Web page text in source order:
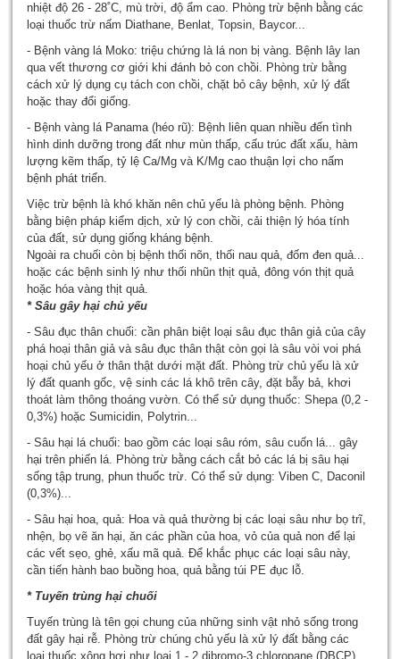
nhiệt độ 26 - 28˚C, mù trời, độ ẩm cao. Phòng trừ bệnh bằng các
loại thuốc trừ nấm Diathane, Benlat, Topsin, Baycor...
- Bệnh vàng lá Moko: triệu chứng là lá non bị vàng. Bệnh lây lan
qua vết thương cơ giới khi đánh bỏ con chồi. Phòng trừ bằng
cách xử lý dụng cụ tách con chồi, chặt bỏ cây bệnh, xử lý đất
hoặc thay đổi giống.
- Bệnh vàng lá Panama (héo rũ): Bệnh liên quan nhiều đến tình
hình dinh dưỡng trong đất như mùn thấp, cấu trúc đất xấu, hàm
lượng kẽm thấp, tỷ lệ Ca/Mg và K/Mg cao thuận lợi cho nấm
bệnh phát triển.
Việc trừ bệnh là khó khăn nên chủ yếu là phòng bệnh. Phòng
bằng biện pháp kiểm dịch, xử lý con chồi, cải thiện lý hóa tính
của đất, sử dụng giống kháng bệnh.
Ngoài ra chuối còn bị bệnh thối nõn, thối nau quả, đốm đen quả...
hoặc các bệnh sinh lý như thối nhũn thịt quả, đông vón thịt quả
hoặc hóa vàng thịt quả.
* Sâu gây hại chủ yếu
- Sâu đục thân chuối: cần phân biệt loại sâu đục thân giả của cây
phá hoại thân giả và sâu đục thân thật còn gọi là sâu vòi voi phá
hoại chủ yếu ở thân thật dưới mặt đất. Phòng trừ chủ yếu là xử
lý đất quanh gốc, vệ sinh các lá khô trên cây, đặt bẫy bả, khơi
thoát làm thông thoáng vườn. Có thể sử dụng thuốc: Shepa (0,2 -
0,3%) hoặc Sumicidin, Polytrin...
- Sâu hại lá chuối: bao gồm các loại sâu róm, sâu cuốn lá... gây
hại trên phiến lá. Phòng trừ bằng cách cắt bỏ các lá bị sâu hại
sống tập trung, phun thuốc trừ. Có thể sử dụng: Viben C, Daconil
(0,3%)...
- Sâu hại hoa, quả: Hoa và quả thường bị các loại sâu như bọ trĩ,
nhện, bọ vẽ ăn hại, ăn các phần của hoa, vỏ của quả non để lại
các vết sẹo, ghẻ, xấu mã quả. Để khắc phục các loại sâu này,
cần tiến hành bao buồng hoa, quả bằng túi PE đục lỗ.
* Tuyến trùng hại chuối
Tuyến trùng là tên gọi chung của những sinh vật nhỏ sống trong
đất gây hại rễ. Phòng trừ chúng chủ yếu là xử lý đất bằng các
loại thuốc xông hơi như loại 1 - 2 dibromo-3 chloropane (DBCP)